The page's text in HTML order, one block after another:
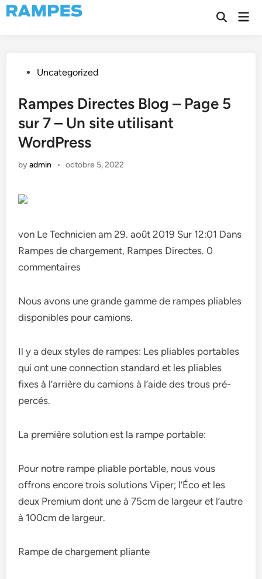
Skip
to
Open
PostedUncategorized
Rampes Directes Blog – Page 5
sur 7 – Un site utilisant
WordPress
byadmin • octobre 5, 2022
von Le Technicien am 29. août 2019 Sur 12:01 Dans
Rampes de chargement, Rampes Directes. 0
commentaires
Nous avons une grande gamme de rampes pliables
disponibles pour camions.
Il y a deux styles de rampes: Les pliables portables
qui ont une connection standard et les pliables
fixes à l’arrière du camions à l’aide des trous pré-
percés.
La première solution est la rampe portable:
Pour notre rampe pliable portable, nous vous
offrons encore trois solutions Viper; l’Éco et les
deux Premium dont une à 75cm de largeur et l’autre
à 100cm de largeur.
Rampe de chargement pliante